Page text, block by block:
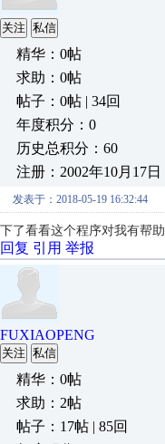
关注 私信
精华：0帖
求助：0帖
帖子：0帖 | 34回
年度积分：0
历史总积分：60
注册：2002年10月17日
发表于：2018-05-19 16:32:44
下了看看这个程序对我有帮助
回复 引用 举报
FUXIAOPENG
关注 私信
精华：0帖
求助：2帖
帖子：17帖 | 85回